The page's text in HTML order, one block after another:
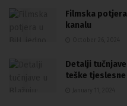
Filmska
kanalu
Detalji
teške